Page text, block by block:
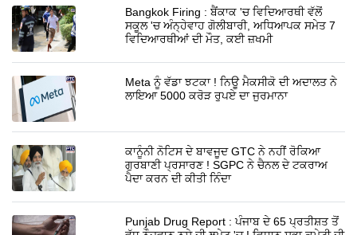
Bangkok Firing : ਬੈਂਕਾਕ 'ਚ ਵਿਦਿਆਰਥੀ ਵੱਲੋਂ
ਸਕੂਲ 'ਚ ਅੰਨ੍ਹੇਵਾਹ ਗੋਲੀਬਾਰੀ, ਅਧਿਆਪਕ ਸਮੇਤ 7
ਵਿਦਿਆਰਥੀਆਂ ਦੀ ਮੌਤ, ਕਈ ਜ਼ਖਮੀ
Meta ਨੂੰ ਵੱਡਾ ਝਟਕਾ ! ਨਿਊ ਮੈਕਸੀਕੋ ਦੀ ਅਦਾਲਤ ਨੇ
ਲਾਇਆ 5000 ਕਰੋੜ ਰੁਪਏ ਦਾ ਜੁਰਮਾਨਾ
ਕਾਨੂੰਨੀ ਨੋਟਿਸ ਦੇ ਬਾਵਜੂਦ GTC ਨੇ ਨਹੀਂ ਰੋਕਿਆ
ਗੁਰਬਾਣੀ ਪ੍ਰਸਾਰਣ ! SGPC ਨੇ ਚੈਨਲ ਦੇ ਟਕਰਾਅ
ਪੈਦਾ ਕਰਨ ਦੀ ਕੀਤੀ ਨਿੰਦਾ
Punjab Drug Report : ਪੰਜਾਬ ਦੇ 65 ਪ੍ਰਤੀਸ਼ਤ ਤੋਂ